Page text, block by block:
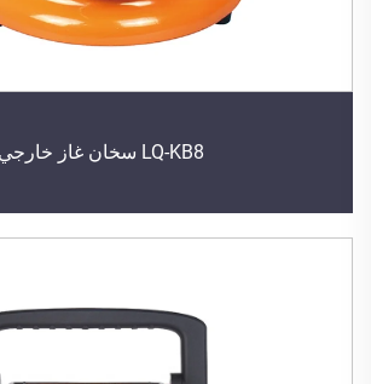
LQ-KB8 سخان غاز خارجي